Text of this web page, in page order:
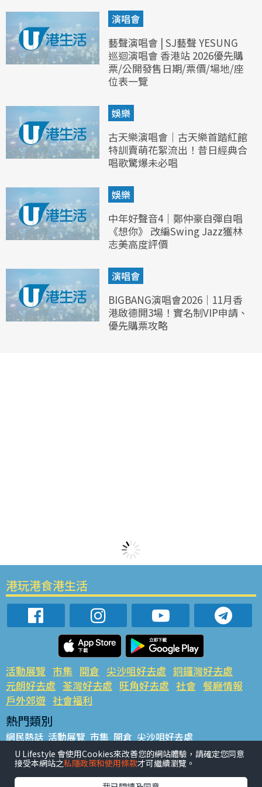
演唱會
藝聲演唱會 | SJ藝聲 YESUNG
巡迴演唱會 香港站 2026優先購
票/公開發售日期/票價/場地/座
位表一覽
娛樂
古天樂演唱會｜古天樂首踏紅館
特訓賣萌花絮流出！昔日經典合
唱歌驚爆未必唱
娛樂
中年好聲音4｜鄭仲豪自彈自唱
《想你》 改編Swing Jazz獲林
志美高度評價
演唱會
BIGBANG演唱會2026｜11月香
港啟德開3場！實名制VIP申請、
優先購票攻略
港玩港食港生活
活動展覽 市集 開倉 尖沙咀好去處 銅鑼灣好去處
元朗好去處 荃灣好去處 旺角好去處 社會 餐廳情報
戶外郊遊 社會福利
熱門類別
網民熱話 活動展覽 市集 開倉 尖沙咀好去處
銅鑼灣好去處 元朗好去處 荃灣好去處 旺角好去處 社會
餐廳情報 戶外郊遊
U Lifestyle 會使用Cookies來改善您的網站體驗，請確定您同意
接受本網站之私隱政策和使用條款才可繼續瀏覽。